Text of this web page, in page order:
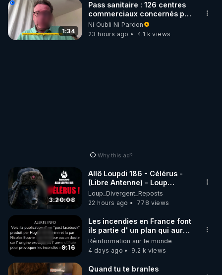
1:34
Pass sanitaire : 126 centres
commerciaux concernés par
l'obligation dans toute la
France
Ni Oubli Ni Pardon
23 hours ago
4.1 k views
Why this ad?
3:20:08
Allô Loupdi 186 - Célérus -
(Libre Antenne) - Loup
Divergent 2026.08.06
Loup_Divergent_Reposts
22 hours ago
778 views
9:16
Les incendies en France font
ils partie d' un plan qui aurait
débuté le 11 septembre 2001
?
Réinformation sur le monde
4 days ago
9.2 k views
Quand tu te branles